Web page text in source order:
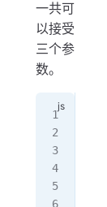
一共可
以接受
三个参
数。